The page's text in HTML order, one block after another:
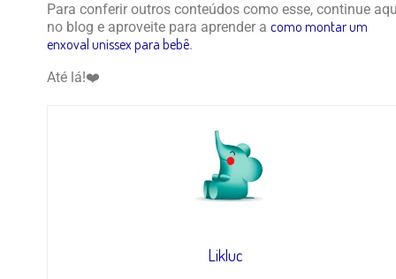
Para conferir outros conteúdos como esse, continue
no blog e aproveite para aprender a como montar um
enxoval unissex para bebê.
Até lá!❤️
Likluc